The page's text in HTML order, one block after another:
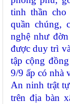
tinh thần cho
quần chúng,
nghệ như
được duy trì
tập cộng
9/9 ấp có nhà
An ninh trật
trên địa bàn